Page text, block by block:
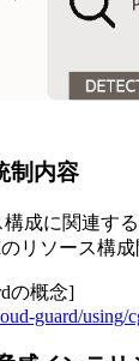
制内容
構成に関連
リソース構成
の概念]
guard/using/